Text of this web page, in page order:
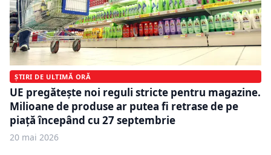
ȘTIRI DE ULTIMĂ ORĂ
UE pregătește noi reguli stricte pentru magazine.
Milioane de produse ar putea fi retrase de pe
piață începând cu 27 septembrie
20 mai 2026